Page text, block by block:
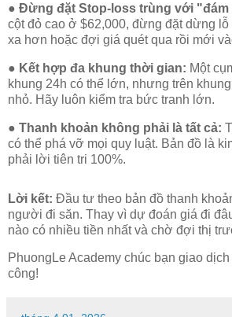
● Đừng đặt Stop-loss trùng với
cột đỏ cao ở $62,000, đừng đặt dừng lỗ
xa hơn hoặc đợi giá quét qua rồi mới
● Kết hợp đa khung thời gian: Một
khung 24h có thể lớn, nhưng trên
nhỏ. Hãy luôn kiểm tra bức tranh lớn.
● Thanh khoản không phải là tất cả:
có thể phá vỡ mọi quy luật. Bản đồ là
phải lời tiên tri 100%.
Lời kết: Đầu tư theo bản đồ thanh
người đi săn. Thay vì dự đoán giá đi
nào có nhiều tiền nhất và chờ đợi thị
PhuongLe Academy chúc bạn giao
công!